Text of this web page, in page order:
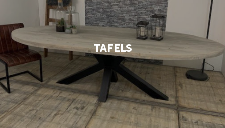
TAFELS